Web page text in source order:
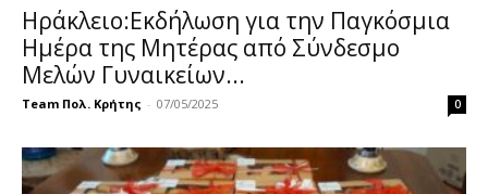
Ηράκλειο:Εκδήλωση για την Παγκόσμια
Ημέρα της Μητέρας από Σύνδεσμο
Μελών Γυναικείων...
Team Πολ. Κρήτης - 07/05/2025 0